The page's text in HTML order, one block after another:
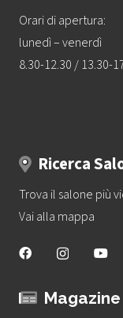
Orari di apertura:
lunedì – venerdì
8.30-12.30 / 13.30-
Ricerca
Trova il salone più
Vai alla mappa
Magazine